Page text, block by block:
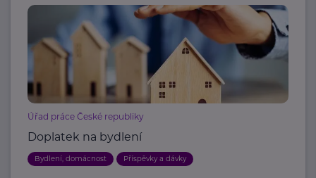
Úřad práce České republiky
Doplatek na bydlení
Bydlení, domácnost Příspěvky a dávky